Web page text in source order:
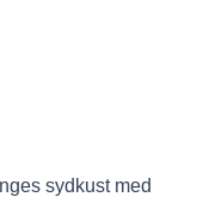
sydkust med